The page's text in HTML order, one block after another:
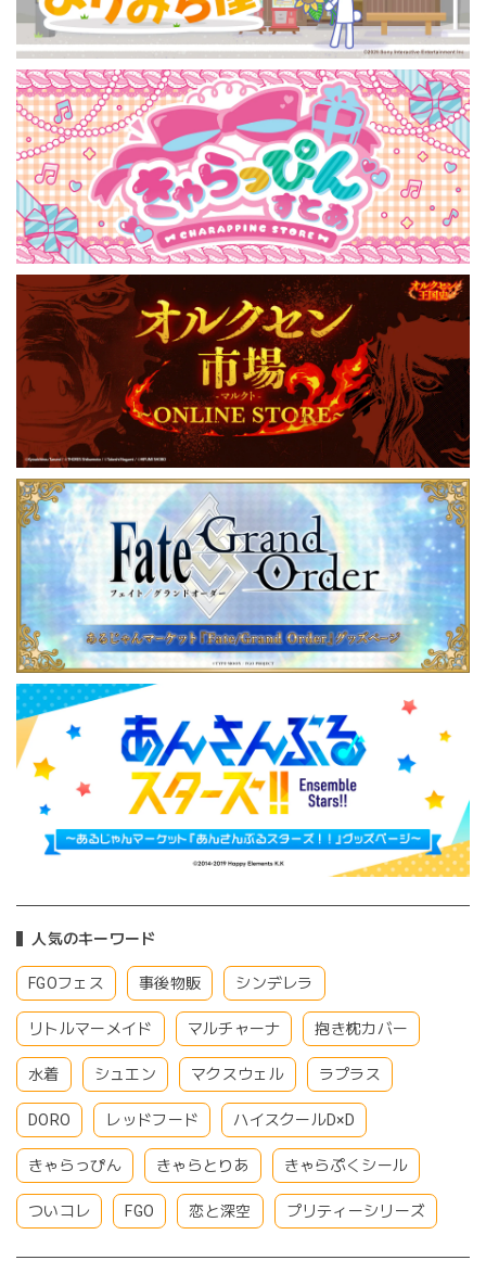
人気のキーワード
FGOフェス 事後物販 シンデレラ
リトルマーメイド マルチャーナ 抱き枕カバー
水着 シュエン マクスウェル ラプラス
DORO レッドフード ハイスクールD×D
きゃらっぴん きゃらとりあ きゃらぷくシール
ついコレ FGO 恋と深空 プリティーシリーズ